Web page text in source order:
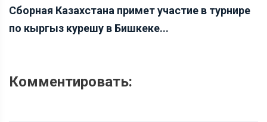
Сборная Казахстана примет участие в турнире
по кыргыз курешу в Бишкеке...
Комментировать: